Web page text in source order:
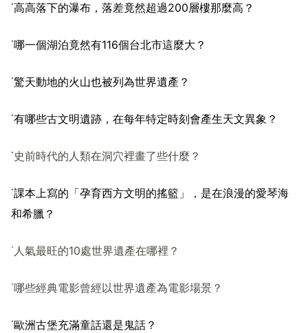
˙高高落下的瀑布，落差竟然超過200層樓那麼高？
˙哪一個湖泊竟然有116個台北市這麼大？
˙驚天動地的火山也被列為世界遺產 ？
˙有哪些古文明遺跡，在每年特定時刻會產生天文異象？
˙史前時代的人類在洞穴裡畫了些什麼？
˙課本上寫的「孕育西方文明的搖籃」，是在浪漫的愛琴海
和希臘？
˙人氣最旺的10處世界遺產在哪裡？
˙哪些經典電影曾經以世界遺產為電影場景？
˙歐洲古堡充滿童話還是鬼話？